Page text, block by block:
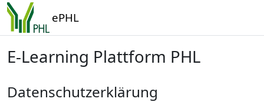
Zum Hauptinhalt
ePHL
E-Learning Plattform PHL
Datenschutzerklärung